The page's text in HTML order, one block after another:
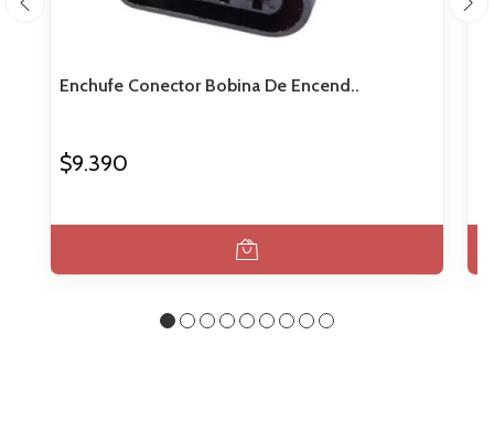
Enchufe Conector Bobina De Encend..
$9.390